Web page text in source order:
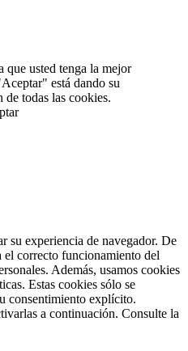
que usted tenga la mejor
está dando su
de todas las cookies.
su experiencia de navegador. De
el correcto funcionamiento del
Además, usamos cookies
Estas cookies sólo se
consentimiento explícito.
a continuación. Consulte la